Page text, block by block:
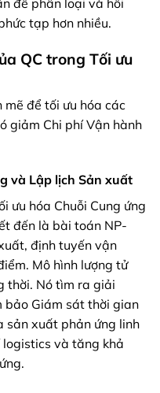
đề phân loại và hồi
tạp hơn nhiều.
QC trong Tối ưu
mẽ để tối ưu hóa các
giảm Chi phí Vận hành
và Lập lịch Sản xuất
ưu hóa Chuỗi Cung ứng
đến là bài toán NP-
định tuyến vận
Mô hình lượng tử
thời. Nó tìm ra giải
bảo Giám sát thời gian
sản xuất phản ứng linh
và tăng khả